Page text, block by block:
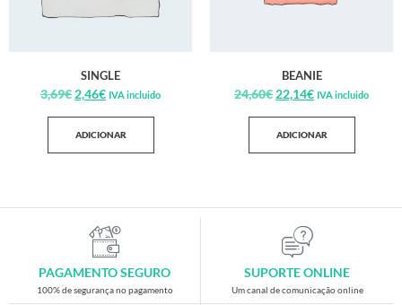
SINGLE
3,69€ 2,46€ IVA incluido
ADICIONAR
BEANIE
24,60€ 22,14€ IVA incluido
ADICIONAR
PAGAMENTO SEGURO
100% de segurança no pagamento
SUPORTE ONLINE
Um canal de comunicação online